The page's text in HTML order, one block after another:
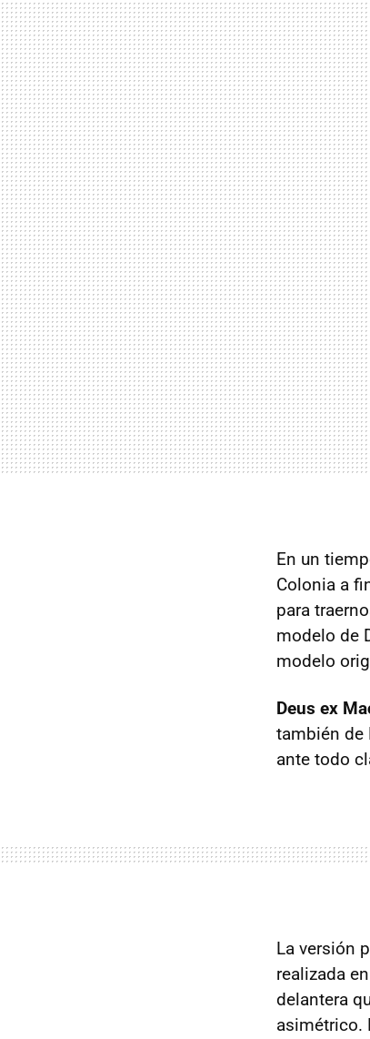
En un
Colonia a
para
modelo de
modelo
Deus ex
también de
ante todo
La versión
realizada
delantera
asimétrico.